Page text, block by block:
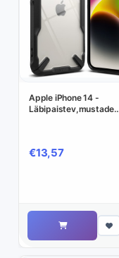
Apple iPhone 14 -
Läbipaistev,mustade
€13,57